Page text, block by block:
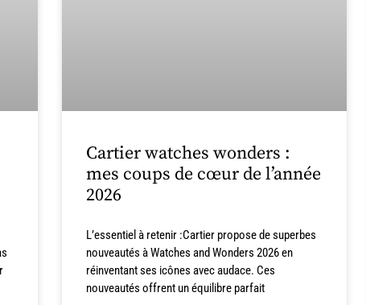
Cartier watches wonders :
mes coups de cœur de l’année
2026
L’essentiel à retenir :Cartier propose de superbes
nouveautés à Watches and Wonders 2026 en
réinventant ses icônes avec audace. Ces
nouveautés offrent un équilibre parfait